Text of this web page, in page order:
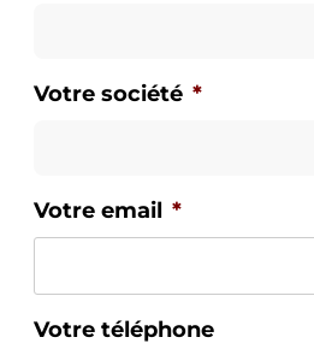
Votre société *
Votre email *
Votre téléphone